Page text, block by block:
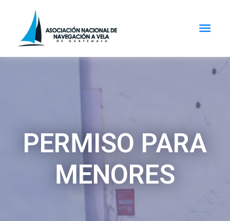
PERMISO PARA
MENORES